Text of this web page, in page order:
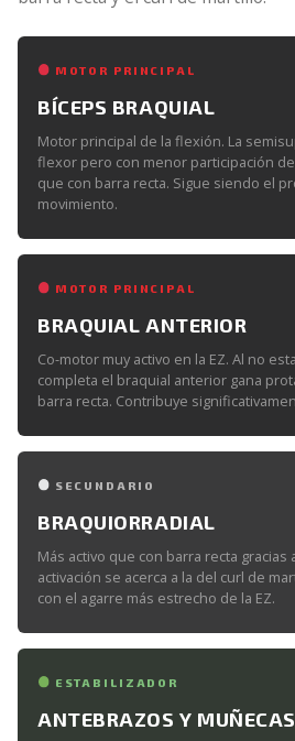
MOTOR PRINCIPAL
BÍCEPS BRAQUIAL
Motor principal de la flexión. La
flexor pero con menor participación
que con barra recta. Sigue siendo el
movimiento.
MOTOR PRINCIPAL
BRAQUIAL ANTERIOR
Co-motor muy activo en la EZ. Al no
completa el braquial anterior gana
barra recta. Contribuye
SECUNDARIO
BRAQUIORRADIAL
Más activo que con barra recta gracias
activación se acerca a la del curl de
con el agarre más estrecho de la EZ.
ESTABILIZADOR
ANTEBRAZOS Y MUÑECAS